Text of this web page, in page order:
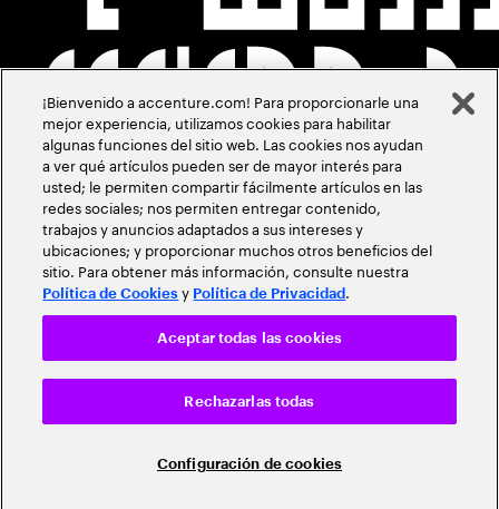
¡Bienvenido a accenture.com! Para proporcionarle una
mejor experiencia, utilizamos cookies para habilitar
algunas funciones del sitio web. Las cookies nos ayudan
a ver qué artículos pueden ser de mayor interés para
usted; le permiten compartir fácilmente artículos en las
redes sociales; nos permiten entregar contenido,
trabajos y anuncios adaptados a sus intereses y
ubicaciones; y proporcionar muchos otros beneficios del
sitio. Para obtener más información, consulte nuestra
Política de Cookies y Política de Privacidad .
Configuración de cookies
Rechazarlas todas
Aceptar todas las cookies